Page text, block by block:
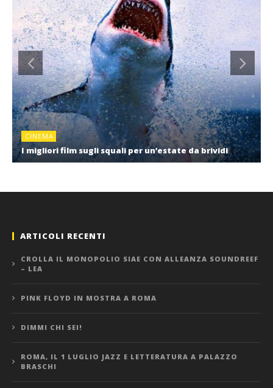
CINEMA
I migliori film sugli squali per un’estate da brividi
ARTICOLI RECENTI
CROLLA IL MONOPOLIO SIAE CON ALLEANZA SOUNDREEF
– LEA
PINK FLOYD IN MOSTRA A ROMA
DIMMI CHI SEI!
ROMA, IL 1 LUGLIO JAZZ E LETTERATURA A PALAZZO
BRASCHI